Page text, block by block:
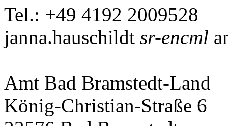
Tel.: +49 4192 2009528
janna.hauschildt sr-encml
Amt Bad Bramstedt-Land
König-Christian-Straße 6